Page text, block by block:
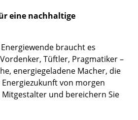
eine nachhaltige
braucht es
Tüftler, Pragmatiker –
energiegeladene Macher, die
von morgen
und bereichern Sie